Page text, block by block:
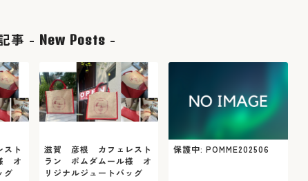
事 - New Posts -
ト
オ
グ
滋賀 彦根 カフェレスト
ラン ポムダムール様 オ
リジナルジュートバッグ
保護中: POMME202506